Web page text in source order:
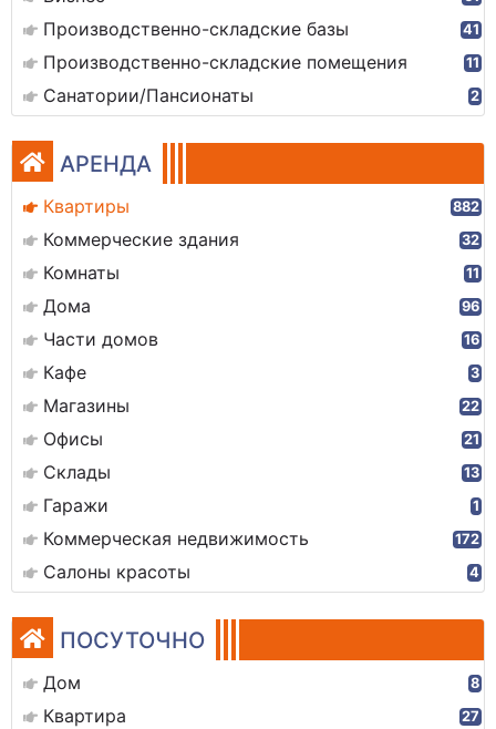
Производственно-складские базы 41
Производственно-складские помещения 11
Санатории/Пансионаты 2
АРЕНДА
Квартиры 882
Коммерческие здания 32
Комнаты 11
Дома 96
Части домов 16
Кафе 3
Магазины 22
Офисы 21
Склады 13
Гаражи 1
Коммерческая недвижимость 172
Салоны красоты 4
ПОСУТОЧНО
Дом 8
Квартира 27